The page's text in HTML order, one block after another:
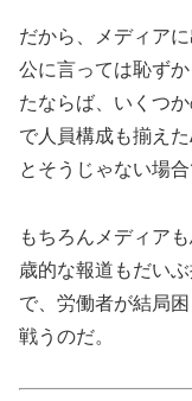
だから、メディア
公に言っては恥ず
たならば、いくつ
で人員構成も揃え
とそうじゃない場
もちろんメディア
歳的な報道もだい
で、労働者が結局
戦うのだ。